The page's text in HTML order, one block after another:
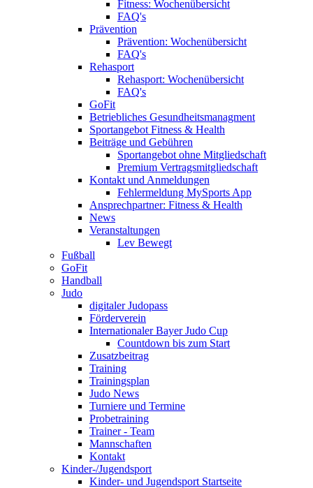
Fitness: Wochenübersicht
FAQ's
Prävention
Prävention: Wochenübersicht
FAQ's
Rehasport
Rehasport: Wochenübersicht
FAQ's
GoFit
Betriebliches Gesundheitsmanagment
Sportangebot Fitness & Health
Beiträge und Gebühren
Sportangebot ohne Mitgliedschaft
Premium Vertragsmitgliedschaft
Kontakt und Anmeldungen
Fehlermeldung MySports App
Ansprechpartner: Fitness & Health
News
Veranstaltungen
Lev Bewegt
Fußball
GoFit
Handball
Judo
digitaler Judopass
Förderverein
Internationaler Bayer Judo Cup
Countdown bis zum Start
Zusatzbeitrag
Training
Trainingsplan
Judo News
Turniere und Termine
Probetraining
Trainer - Team
Mannschaften
Kontakt
Kinder-/Jugendsport
Kinder- und Jugendsport Startseite